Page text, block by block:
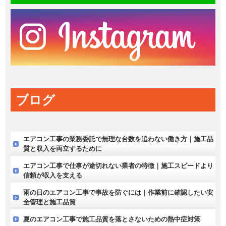
ブログ
エアコン工事の業務委託で無理な台数を追わない働き方｜施工品
質と収入を両立するために
エアコン工事で仕事が途切れない業者の特徴｜施工スピードより
信頼が収入を支える
雨の日のエアコン工事で事故を防ぐには｜作業前に確認したい安
全管理と施工品質
夏のエアコン工事で施工品質を落とさないための熱中症対策